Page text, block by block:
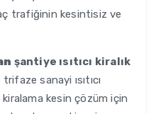
trafiğinin kesintisiz ve
şantiye ısıtıcı kiralık
trifaze sanayi ısıtıcı
kiralama kesin çözüm için